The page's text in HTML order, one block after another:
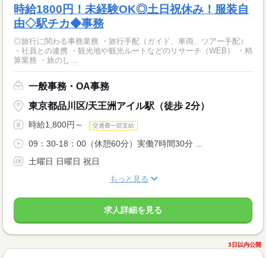
時給1800円！未経験OK◎土日祝休み！服装自
由◇駅チカ◆事務
◎旅行に関わる事務業務 ・旅行手配（ガイド、車両、ツアー手配）
・社員との連携 ・観光地や観光ルートなどのリサーチ（WEB） ・精
算業務 ・旅のし...
一般事務・OA事務
東京都品川区/天王洲アイル駅（徒歩 2分）
時給1,800円～ 交通費一部支給
09：30-18：00（休憩60分）実働7時間30分 ...
土曜日 日曜日 祝日
もっと見る
求人詳細を見る
3日以内公開